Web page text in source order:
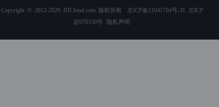
Copyright © 2012-2020 JDCloud.com 版权所有 京ICP备11041704号-31 京ICP
证070359号
隐私声明